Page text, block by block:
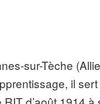
sur-Tèche
il